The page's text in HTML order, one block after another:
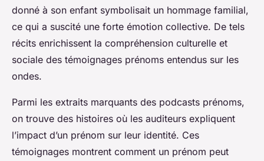
donné à son enfant symbolisait un hommage familial,
ce qui a suscité une forte émotion collective. De tels
récits enrichissent la compréhension culturelle et
sociale des témoignages prénoms entendus sur les
ondes.
Parmi les extraits marquants des podcasts prénoms,
on trouve des histoires où les auditeurs expliquent
l’impact d’un prénom sur leur identité. Ces
témoignages montrent comment un prénom peut